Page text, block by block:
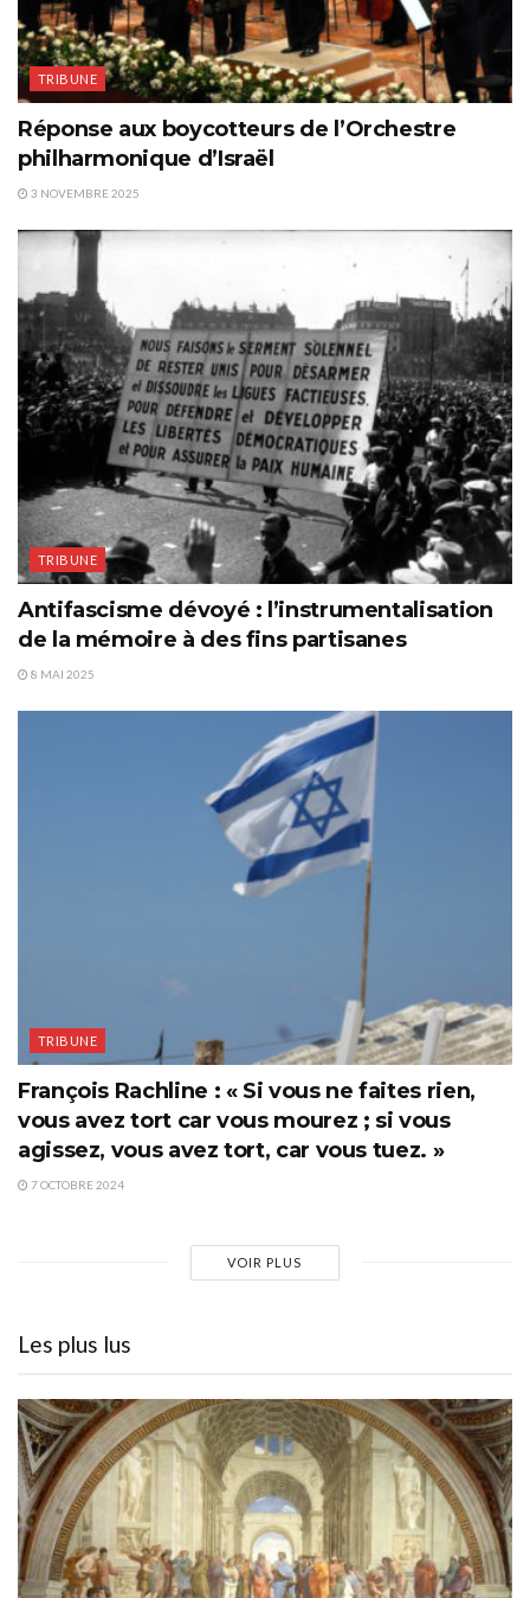
TRIBUNE
Réponse aux boycotteurs de l’Orchestre
philharmonique d’Israël
3 NOVEMBRE 2025
TRIBUNE
Antifascisme dévoyé : l’instrumentalisation
de la mémoire à des fins partisanes
8 MAI 2025
TRIBUNE
François Rachline : « Si vous ne faites rien,
vous avez tort car vous mourez ; si vous
agissez, vous avez tort, car vous tuez. »
7 OCTOBRE 2024
VOIR PLUS
Les plus lus